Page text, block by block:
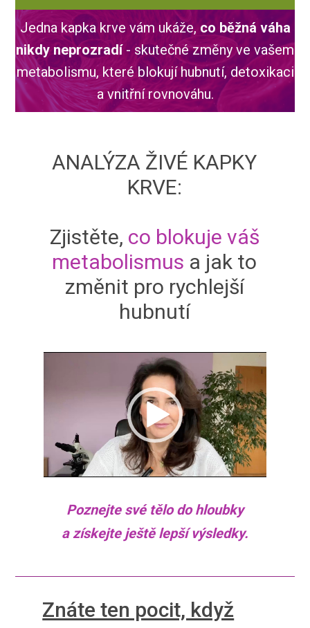
Jedna kapka krve vám ukáže,co běžná váha
nikdy neprozradí- skutečné změny ve vašem
metabolismu, které blokují hubnutí, detoxikaci
a vnitřní rovnováhu.
ANALÝZA ŽIVÉ KAPKY
KRVE:
Zjistěte, co blokuje váš
metabolismus a jak to
změnit pro rychlejší
hubnutí
Poznejte své tělo do hloubky
a získejte ještě lepší výsledky.
Znáte ten pocit, když